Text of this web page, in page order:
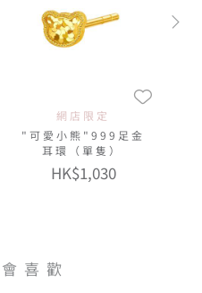
網店限定
"可愛小熊"999足金
耳環（單隻）
HK$1,030
喜歡